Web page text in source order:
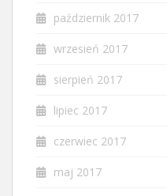
październik 2017
wrzesień 2017
sierpień 2017
lipiec 2017
czerwiec 2017
maj 2017